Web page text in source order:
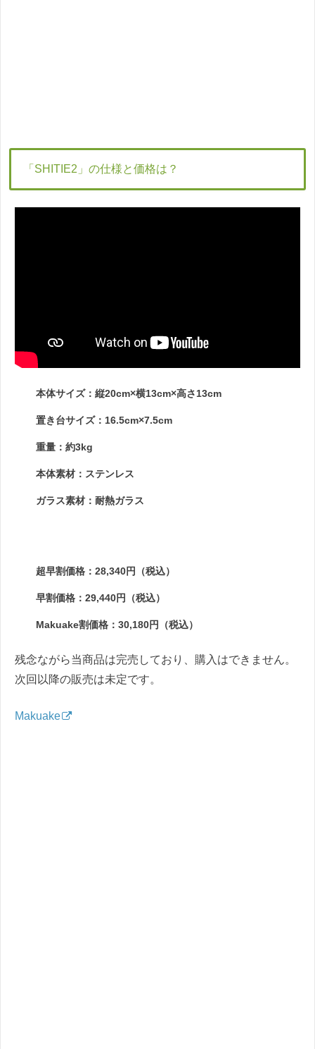
「SHITIE2」の仕様と価格は？
本体サイズ：縦20cm×横13cm×高さ13cm
置き台サイズ：16.5cm×7.5cm
重量：約3kg
本体素材：ステンレス
ガラス素材：耐熱ガラス
超早割価格：28,340円（税込）
早割価格：29,440円（税込）
Makuake割価格：30,180円（税込）
残念ながら当商品は完売しており、購入はできません。
次回以降の販売は未定です。
Makuake